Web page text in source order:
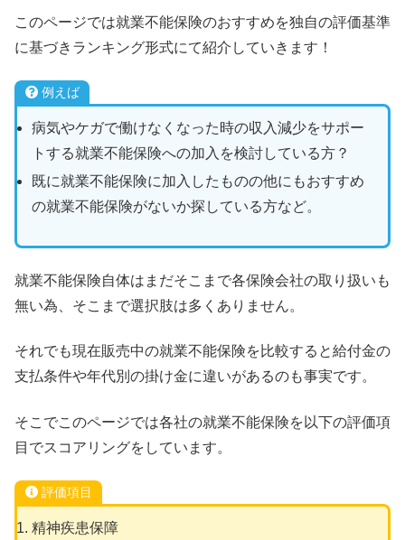
このページでは就業不能保険のおすすめを独自の評価基準
に基づきランキング形式にて紹介していきます！
例えば
病気やケガで働けなくなった時の収入減少をサポー
トする就業不能保険への加入を検討している方？
既に就業不能保険に加入したものの他にもおすすめ
の就業不能保険がないか探している方など。
就業不能保険自体はまだそこまで各保険会社の取り扱いも
無い為、そこまで選択肢は多くありません。
それでも現在販売中の就業不能保険を比較すると給付金の
支払条件や年代別の掛け金に違いがあるのも事実です。
そこでこのページでは各社の就業不能保険を以下の評価項
目でスコアリングをしています。
評価項目
精神疾患保障